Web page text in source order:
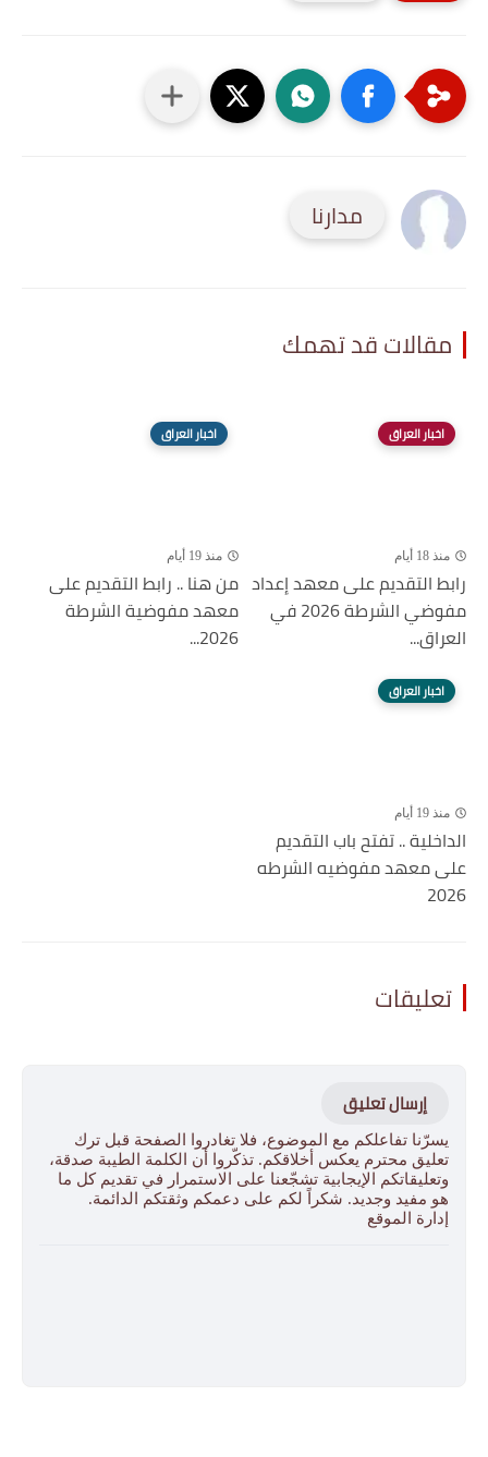
مدارنا
مقالات قد تهمك
اخبار العراق
منذ 18 أيام
رابط التقديم على معهد إعداد
مفوضي الشرطة 2026 في
العراق...
اخبار العراق
منذ 19 أيام
من هنا .. رابط التقديم على
معهد مفوضية الشرطة
2026...
اخبار العراق
منذ 19 أيام
الداخلية .. تفتح باب التقديم
على معهد مفوضيه الشرطه
2026
تعليقات
إرسال تعليق
يسرّنا تفاعلكم مع الموضوع، فلا تغادروا الصفحة قبل ترك
تعليق محترم يعكس أخلاقكم. تذكّروا أن الكلمة الطيبة صدقة،
وتعليقاتكم الإيجابية تشجّعنا على الاستمرار في تقديم كل ما
هو مفيد وجديد. شكراً لكم على دعمكم وثقتكم الدائمة.
إدارة الموقع